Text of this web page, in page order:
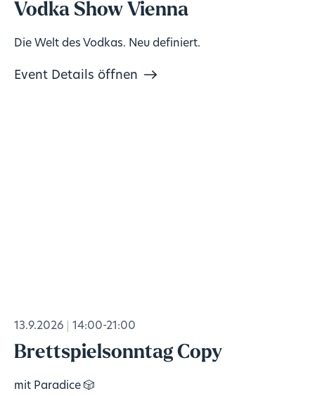
Vodka Show Vienna
Die Welt des Vodkas. Neu definiert.
Event Details öffnen
13.9.2026 14:00-21:00
Brettspielsonntag Copy
mit Paradice 🎲